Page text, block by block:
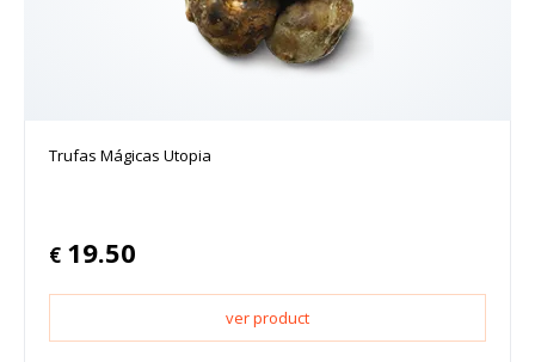
Trufas Mágicas Utopia
€ 19.50
ver product